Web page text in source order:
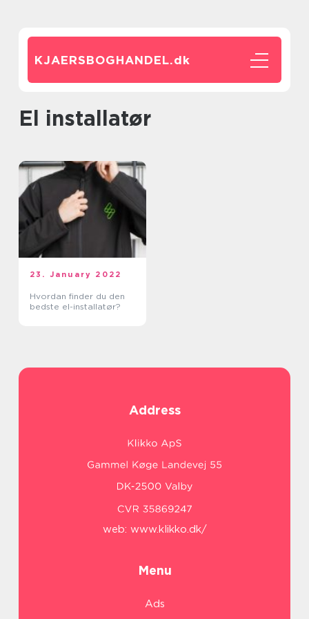
KJAERSBOGHANDEL.dk
el installatør
23. January 2022
Hvordan finder du den
bedste el-installatør?
Address
web: www.klikko.dk/
Menu
Ads